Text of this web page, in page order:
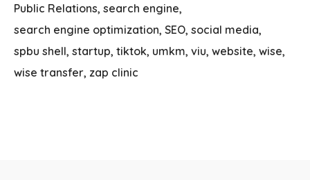
Public Relations search engine
search engine optimization SEO social media
spbu shell startup tiktok umkm viu website wise
wise transfer zap clinic